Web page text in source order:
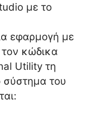
με το
εφαρμογή με
κώδικα
Utility τη
σύστημα του